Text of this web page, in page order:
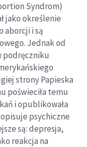
Syndrom)
jako określenie
aborcji i są
Jednak od
podręczniku
strony Papieska
poświeciła temu
i opublikowała
psychiczne
są: depresja,
reakcja na